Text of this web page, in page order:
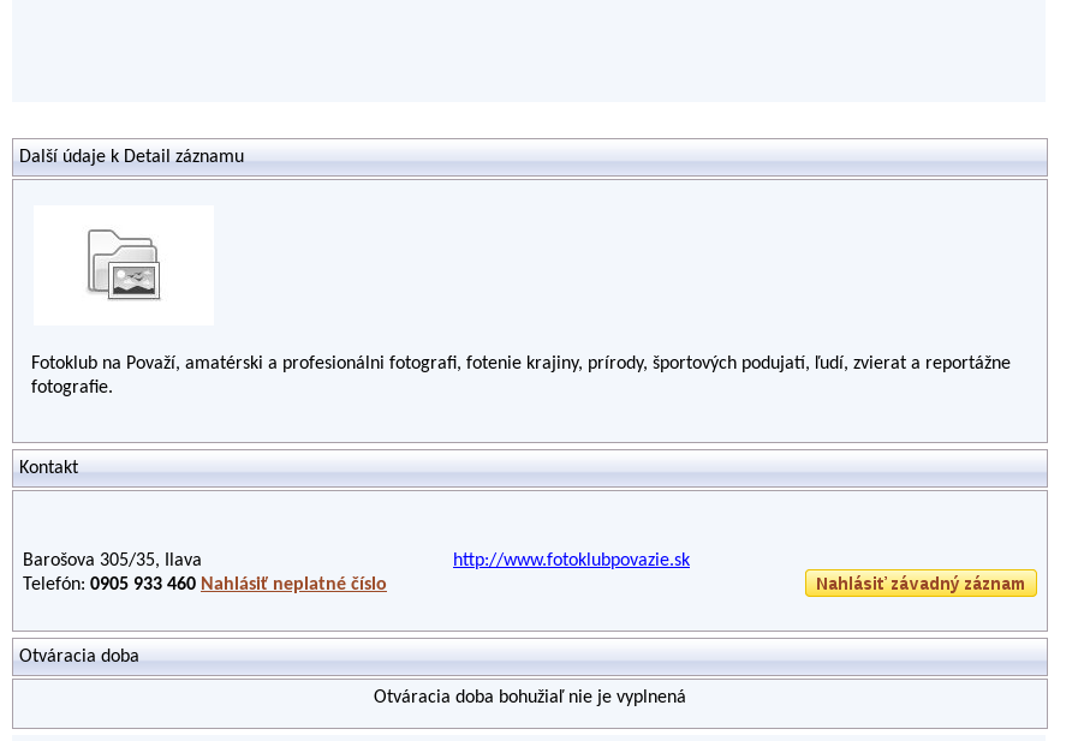
Další údaje k Detail záznamu
Fotoklub na Považí, amatérski a profesionálni fotografi, fotenie krajiny, prírody, športových podujatí, ľudí, zvierat a reportážne
fotografie.
Kontakt
Barošova 305/35, Ilava
Telefón: 0905 933 460 Nahlásiť neplatné číslo
http://www.fotoklubpovazie.sk
Otváracia doba
Otváracia doba bohužiaľ nie je vyplnená